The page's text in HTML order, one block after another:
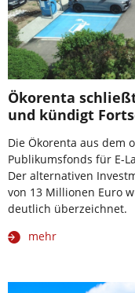
Ökorenta
und kündigt
Die Ökorenta aus dem
Publikumsfonds für E-
Der alternativen
von 13 Millionen Euro
deutlich überzeichnet.
mehr